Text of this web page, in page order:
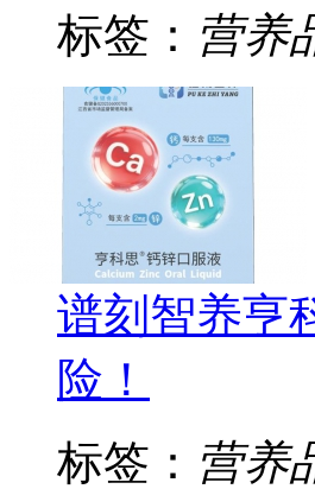
标签： 营养
谱刻智养亨
险！
标签： 营养